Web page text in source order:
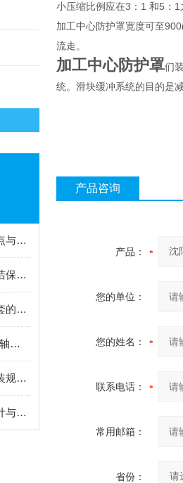
防火液压支柱保护套性能特点与阻燃防护应用
防尘液压立柱保护套日常清洁保养与更换规范
如何延长防尘液压立柱保护套的使用寿命？
2026年大扭矩/耐高温精密联轴器定制找哪家？能实现精准定制的优质厂家盘点
煤矿用液压立柱保护套的安装规范与使用寿命提升方案
液压支架立柱防尘罩结构设计与密封防护原理
小压缩比例应在3：1 和5：1
加工中心防护罩宽度可至
流走。
加工中心防护罩们
统。滑块缓冲系统的目的是
产品咨询
产品：
您的单位：
您的姓名：
联系电话：
常用邮箱：
省份：